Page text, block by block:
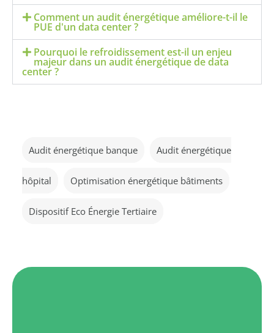
Comment un audit énergétique améliore-t-il le
PUE d'un data center ?
Pourquoi le refroidissement est-il un enjeu
majeur dans un audit énergétique de data
center ?
Audit énergétique banque Audit énergétique
hôpital Optimisation énergétique bâtiments
Dispositif Eco Énergie Tertiaire